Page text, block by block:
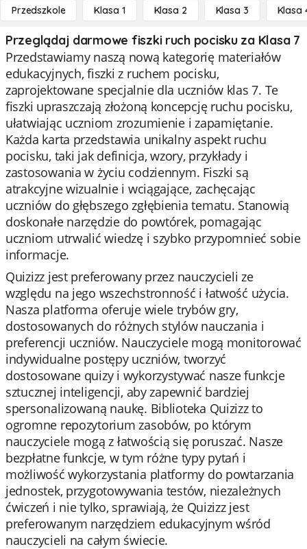
Przedszkole Klasa 1 Klasa 2 Klasa 3 Klasa
Przeglądaj darmowe fiszki ruch pocisku za Klasa 7
Przedstawiamy naszą nową kategorię materiałów
edukacyjnych, fiszki z ruchem pocisku,
zaprojektowane specjalnie dla uczniów klas 7. Te
fiszki upraszczają złożoną koncepcję ruchu pocisku,
ułatwiając uczniom zrozumienie i zapamiętanie.
Każda karta przedstawia unikalny aspekt ruchu
pocisku, taki jak definicja, wzory, przykłady i
zastosowania w życiu codziennym. Fiszki są
atrakcyjne wizualnie i wciągające, zachęcając
uczniów do głębszego zgłębienia tematu. Stanowią
doskonałe narzędzie do powtórek, pomagając
uczniom utrwalić wiedzę i szybko przypomnieć sobie
informacje.
Quizizz jest preferowany przez nauczycieli ze
względu na jego wszechstronność i łatwość użycia.
Nasza platforma oferuje wiele trybów gry,
dostosowanych do różnych stylów nauczania i
preferencji uczniów. Nauczyciele mogą monitorować
indywidualne postępy uczniów, tworzyć
dostosowane quizy i wykorzystywać nasze funkcje
sztucznej inteligencji, aby zapewnić bardziej
spersonalizowaną naukę. Biblioteka Quizizz to
ogromne repozytorium zasobów, po którym
nauczyciele mogą z łatwością się poruszać. Nasze
bezpłatne funkcje, w tym różne typy pytań i
możliwość wykorzystania platformy do powtarzania
jednostek, przygotowywania testów, niezależnych
ćwiczeń i nie tylko, sprawiają, że Quizizz jest
preferowanym narzędziem edukacyjnym wśród
nauczycieli na całym świecie.